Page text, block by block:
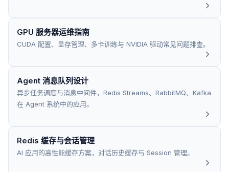
GPU 服务器运维指南
CUDA 配置、显存管理、多卡训练与 NVIDIA 驱动常见问题排查。
Agent 消息队列设计
异步任务调度与消息中间件，Redis Streams、RabbitMQ、Kafka
在 Agent 系统中的应用。
Redis 缓存与会话管理
AI 应用的高性能缓存方案，对话历史缓存与 Session 管理。